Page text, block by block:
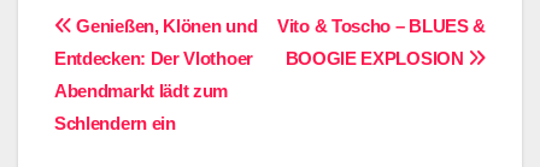
Beitragsnavigation
Vito & Toscho – BLUES &
BOOGIE EXPLOSION
Genießen, Klönen und
Entdecken: Der Vlothoer
Abendmarkt lädt zum
Schlendern ein